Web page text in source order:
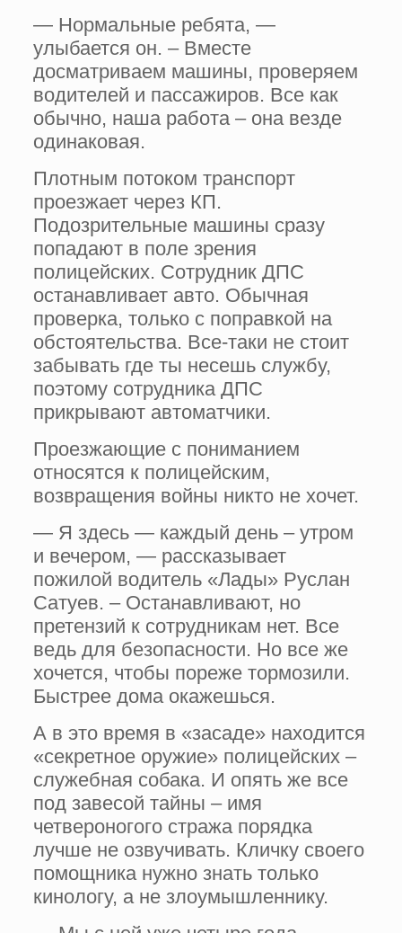
— Нормальные ребята, —
улыбается он. – Вместе
досматриваем машины, проверяем
водителей и пассажиров. Все как
обычно, наша работа – она везде
одинаковая.
Плотным потоком транспорт
проезжает через КП.
Подозрительные машины сразу
попадают в поле зрения
полицейских. Сотрудник ДПС
останавливает авто. Обычная
проверка, только с поправкой на
обстоятельства. Все-таки не стоит
забывать где ты несешь службу,
поэтому сотрудника ДПС
прикрывают автоматчики.
Проезжающие с пониманием
относятся к полицейским,
возвращения войны никто не хочет.
— Я здесь — каждый день – утром
и вечером, — рассказывает
пожилой водитель «Лады» Руслан
Сатуев. – Останавливают, но
претензий к сотрудникам нет. Все
ведь для безопасности. Но все же
хочется, чтобы пореже тормозили.
Быстрее дома окажешься.
А в это время в «засаде» находится
«секретное оружие» полицейских –
служебная собака. И опять же все
под завесой тайны – имя
четвероногого стража порядка
лучше не озвучивать. Кличку своего
помощника нужно знать только
кинологу, а не злоумышленнику.